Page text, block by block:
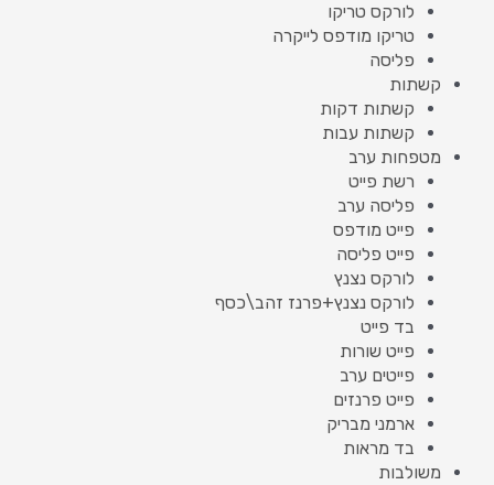
לורקס טריקו
טריקו מודפס לייקרה
פליסה
קשתות
קשתות דקות
קשתות עבות
מטפחות ערב
רשת פייט
פליסה ערב
פייט מודפס
פייט פליסה
לורקס נצנץ
לורקס נצנץ+פרנז זהב\כסף
בד פייט
פייט שורות
פייטים ערב
פייט פרנזים
ארמני מבריק
בד מראות
משולבות